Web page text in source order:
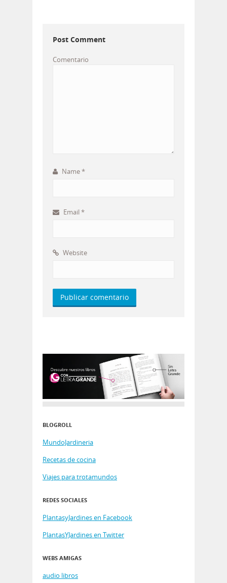
Post Comment
Comentario
Name*
Email *
Website
BLOGROLL
MundoJardineria
Recetas de cocina
Viajes para trotamundos
REDES SOCIALES
PlantasyJardines en Facebook
PlantasYJardines en Twitter
WEBS AMIGAS
audio libros